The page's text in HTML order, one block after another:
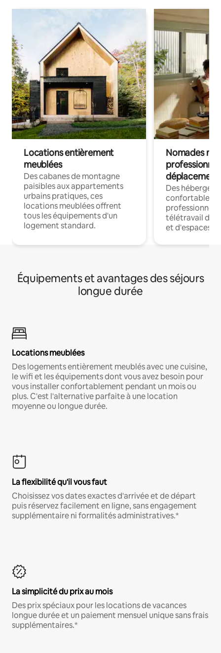
Locations entièrement
meublées
Des cabanes de montagne
paisibles aux appartements
urbains pratiques, ces
locations meublées offrent
tous les équipements d'un
logement standard.
Nomades
déplacement
Des
confortables
professionnels
télétravail
et d'espaces
Équipements et avantages des séjours
longue durée
Locations meublées
Des logements entièrement meublés avec une cuisine,
le wifi et les équipements dont vous avez besoin pour
vous installer confortablement pendant un mois ou
plus. C'est l'alternative parfaite à une location
moyenne ou longue durée.
La flexibilité qu'il vous faut
Choisissez vos dates exactes d'arrivée et de départ
puis réservez facilement en ligne, sans engagement
supplémentaire ni formalités administratives.*
La simplicité du prix au mois
Des prix spéciaux pour les locations de vacances
longue durée et un paiement mensuel unique sans frais
supplémentaires.*